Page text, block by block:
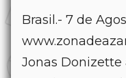
Brasil.- 7 de
Jonas